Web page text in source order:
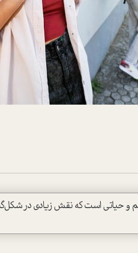
و حیاتی است که نقش زیادی در